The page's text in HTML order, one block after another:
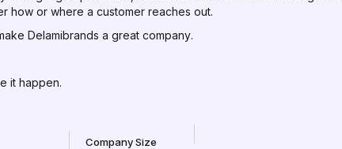
how or where a customer reaches out.
Delamibrands a great company.
it happen.
Company Size